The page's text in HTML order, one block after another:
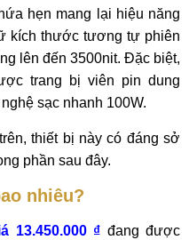
hẹn mang lại hiệu năng
kích thước tương tự phiên
lên đến 3500nit. Đặc biệt,
trang bị viên pin dung
sạc nhanh 100W.
thiết bị này có đáng sở
phần sau đây.
nhiêu?
13.450.000 ₫ đang được